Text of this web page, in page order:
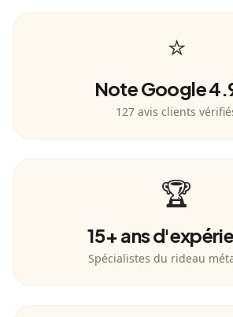
⭐
Note Google
127 avis clients
🏆
15+ ans
Spécialistes du rideau